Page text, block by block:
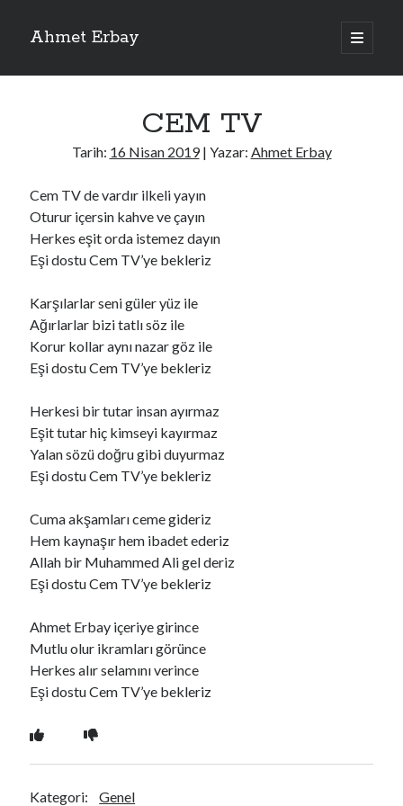
Ahmet Erbay
ana
menüyü
Yan
ÖLÜM GELSİN
DOĞRU YOLDAN ÇIKAMAM
Son Yorumlar
BAĞIŞLA ADINIiçindario72
BAĞIŞLA ADINIiçinold_betty6573
BAĞIŞLA ADINI içinfoodie22
BAĞIŞLA ADINIiçinZoe72
Ara
CEM TV
Tarih: 16 Nisan 2019| Yazar: Ahmet Erbay
Cem TV de vardır ilkeli yayın
Oturur içersin kahve ve çayın
Herkes eşit orda istemez dayın
Eşi dostu Cem TV’ye bekleriz
Karşılarlar seni güler yüz ile
Ağırlarlar bizi tatlı söz ile
Korur kollar aynı nazar göz ile
Eşi dostu Cem TV’ye bekleriz
Herkesi bir tutar insan ayırmaz
Eşit tutar hiç kimseyi kayırmaz
Yalan sözü doğru gibi duyurmaz
Eşi dostu Cem TV’ye bekleriz
Cuma akşamları ceme gideriz
Hem kaynaşır hem ibadet ederiz
Allah bir Muhammed Ali gel deriz
Eşi dostu Cem TV’ye bekleriz
Ahmet Erbay içeriye girince
Mutlu olur ikramları görünce
Herkes alır selamını verince
Eşi dostu Cem TV’ye bekleriz
Kategori: Genel